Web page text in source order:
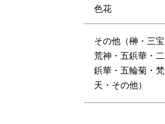
色花
その他（榊・三宝
荒神・五鋲華・二
鋲華・五輪菊・梵
天・その他）